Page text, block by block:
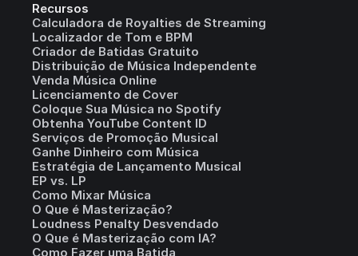
Recursos
Calculadora de Royalties de Streaming
Localizador de Tom e BPM
Criador de Batidas Gratuito
Distribuição de Música Independente
Venda Música Online
Licenciamento de Cover
Coloque Sua Música no Spotify
Obtenha YouTube Content ID
Serviços de Promoção Musical
Ganhe Dinheiro com Música
Estratégia de Lançamento Musical
EP vs. LP
Como Mixar Música
O Que é Masterização?
Loudness Penalty Desvendado
O Que é Masterização com IA?
Como Fazer uma Batida